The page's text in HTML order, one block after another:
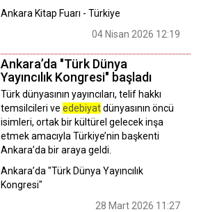
Ankara Kitap Fuarı - Türkiye
04 Nisan 2026 12:19
Ankara’da "Türk Dünya
Yayıncılık Kongresi" başladı
​​​​​​​Türk dünyasının yayıncıları, telif hakkı
temsilcileri ve edebiyatdünyasının öncü
isimleri, ortak bir kültürel gelecek inşa
etmek amacıyla Türkiye’nin başkenti
Ankara’da bir araya geldi.
Ankara’da "Türk Dünya Yayıncılık
Kongresi"
28 Mart 2026 11:27